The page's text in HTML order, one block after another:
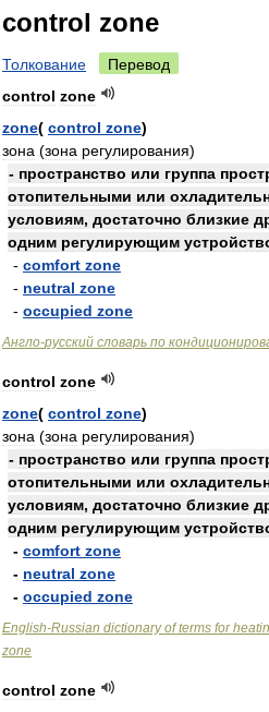
control zone
Толкование Перевод
control zone
zone( control zone)
зона (зона регулирования)
- пространство или группа
отопительными или
условиям, достаточно близкие
одним регулирующим
- comfort zone
- neutral zone
- occupied zone
Англо-русский словарь по
control zone
zone( control zone)
зона (зона регулирования)
- пространство или группа
отопительными или
условиям, достаточно близкие
одним регулирующим
- comfort zone
- neutral zone
- occupied zone
English-Russian dictionary of terms for
zone
control zone